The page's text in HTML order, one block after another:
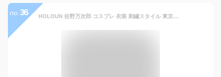
no. 36 HOLOUN 佐野万次郎 コスプレ 衣装 刺繡スタイル 東京會 総長 特攻服 コスプレ アニメ 祭り 衣装 (XS, 総長)